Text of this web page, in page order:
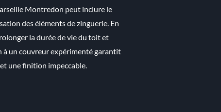
Montredon peut inclure le
des éléments de zinguerie. En
la durée de vie du toit et
à un couvreur expérimenté garantit
une finition impeccable.